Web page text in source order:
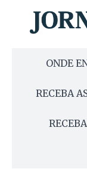
ONDE
RECEBA